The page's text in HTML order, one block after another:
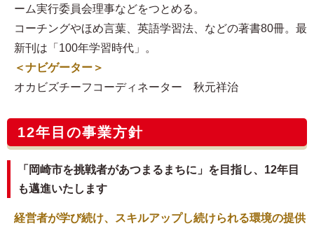
ーム実行委員会理事などをつとめる。
コーチングやほめ言葉、英語学習法、などの著書80冊。最
新刊は「100年学習時代」。
＜ナビゲーター＞
オカビズチーフコーディネーター 秋元祥治
12年目の事業方針
「岡崎市を挑戦者があつまるまちに」を目指し、12年目
も邁進いたします
経営者が学び続け、スキルアップし続けられる環境の提供